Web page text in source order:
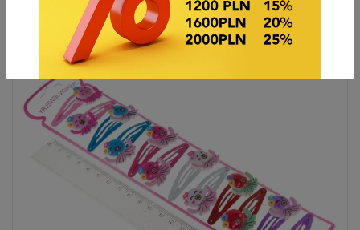
OKAZJE CENOWE TIK TAKI